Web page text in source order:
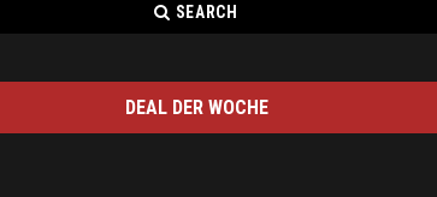
SEARCH
DEAL DER WOCHE